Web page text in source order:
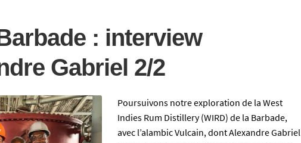
: interview
Gabriel 2/2
Poursuivons notre exploration de la West
Indies Rum Distillery (WIRD) de la Barbade,
avec l’alambic Vulcain, dont Alexandre Gabriel